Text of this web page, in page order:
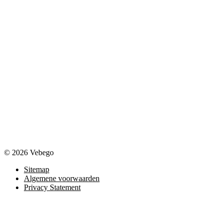
© 2026 Vebego
Sitemap
Algemene voorwaarden
Privacy Statement